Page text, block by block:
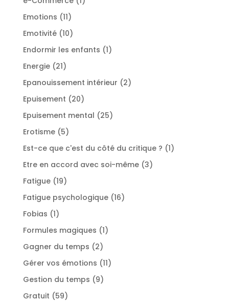
Emotions 1111
produits
Emotivité 1010
produits
Endormir les enfants 11
Energie 2121
produits
Epanouissement intérieur 22
Epuisement 2020
produits
Epuisement mental 2525
Erotisme 55
produits
Est-ce que c'est du côté du critique ? 11
Etre en accord avec soi-même 33
Fatigue 1919
produits
Fatigue psychologique 1616
Fobias 11
produit
Formules magiques 11
Gagner du temps 22
produits
Gérer vos émotions 1111
Gestion du temps 99
Gratuit 5959